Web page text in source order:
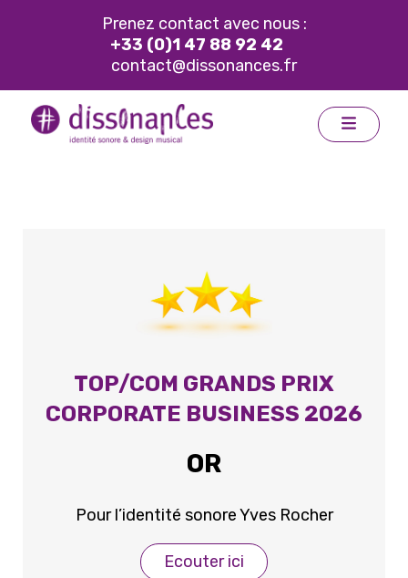
Prenez contact avec nous :
+33 (0)1 47 88 92 42
contact@dissonances.fr
TOP/COM GRANDS PRIX
CORPORATE BUSINESS 2026
OR
Pour l’identité sonore Yves Rocher
Ecouter ici